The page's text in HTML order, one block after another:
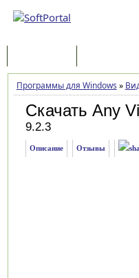
Программы для Windows »
Скачать Any
9.2.3
Описание Отзывы